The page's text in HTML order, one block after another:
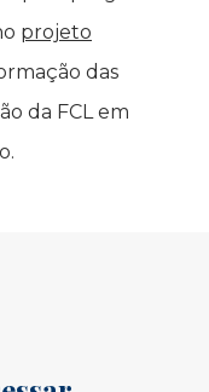
projeto
das
da FCL em